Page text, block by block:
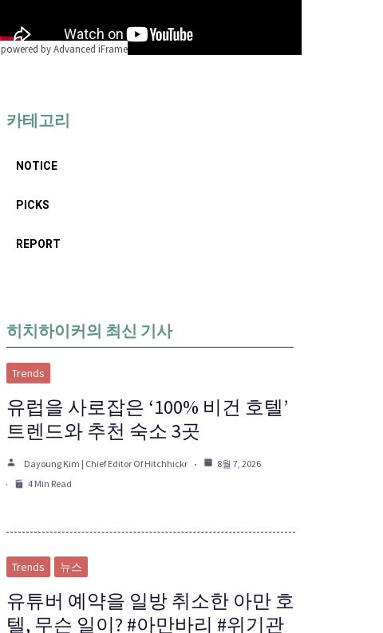
powered by Advanced iFrame
카테고리
NOTICE
PICKS
REPORT
히치하이커의 최신 기사
Trends
유럽을 사로잡은 ‘100% 비건 호텔’
트렌드와 추천 숙소 3곳
Dayoung Kim | Chief Editor Of Hitchhickr
8월 7, 2026
4 Min Read
Trends 뉴스
유튜버 예약을 일방 취소한 아만 호
텔, 무슨 일이? #아만바리 #위기관